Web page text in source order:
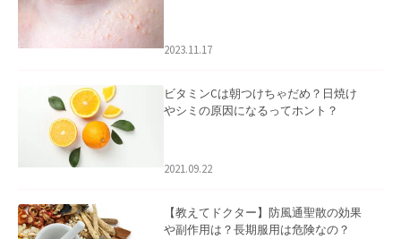
2023.11.17
ビタミンCは朝つけちゃだめ？日焼け
やシミの原因になるってホント？
2021.09.22
【教えてドクター】防風通聖散の効果
や副作用は？長期服用は危険なの？